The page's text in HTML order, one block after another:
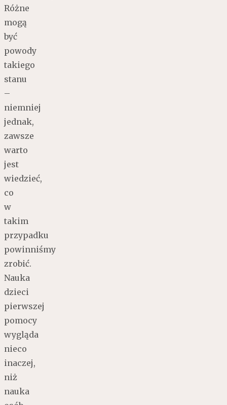
Różne
mogą
być
powody
takiego
stanu
–
niemniej
jednak,
zawsze
warto
jest
wiedzieć,
co
w
takim
przypadku
powinniśmy
zrobić.
Nauka
dzieci
pierwszej
pomocy
wygląda
nieco
inaczej,
niż
nauka